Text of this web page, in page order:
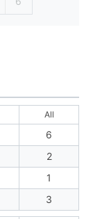
All
6
2
1
3